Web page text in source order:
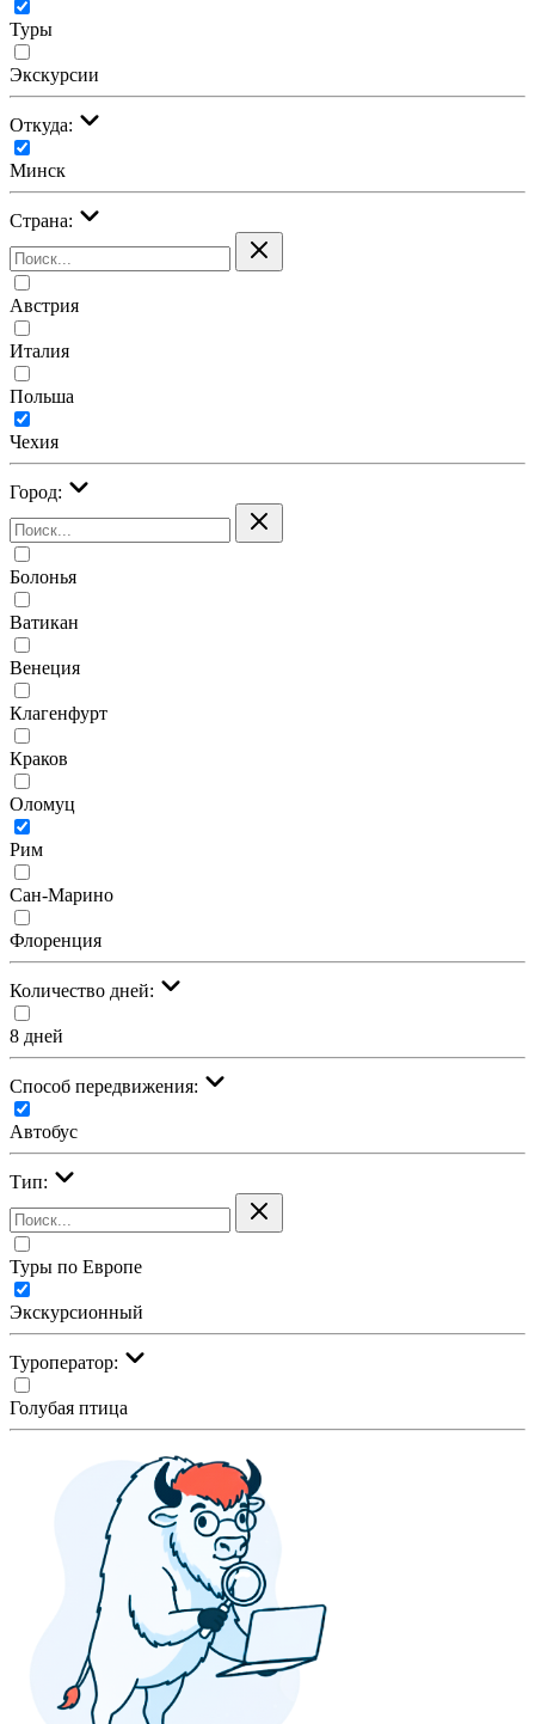
Туры
Экскурсии
Откуда:
Минск
Страна:
Австрия
Италия
Польша
Чехия
Город:
Болонья
Ватикан
Венеция
Клагенфурт
Краков
Оломуц
Рим
Сан-Марино
Флоренция
Количество дней:
8 дней
Cпособ передвижения:
Автобус
Тип:
Туры по Европе
Экскурсионный
Туроператор:
Голубая птица